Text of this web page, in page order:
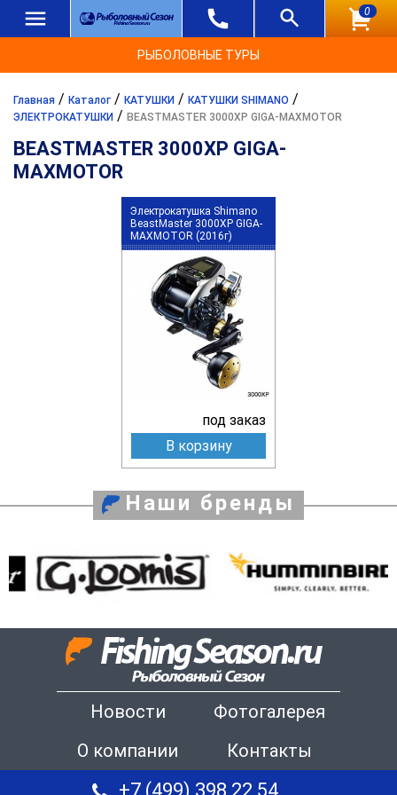
0
РЫБОЛОВНЫЕ ТУРЫ
Главная / Каталог / КАТУШКИ / КАТУШКИ SHIMANO /
ЭЛЕКТРОКАТУШКИ / BEASTMASTER 3000XP GIGA-MAXMOTOR
BEASTMASTER 3000XP GIGA-
MAXMOTOR
Электрокатушка Shimano
BeastMaster 3000XP GIGA-
MAXMOTOR (2016г)
под заказ
В корзину
Наши бренды
Новости
Фотогалерея
О компании
Контакты
+7 (499) 398 22 54